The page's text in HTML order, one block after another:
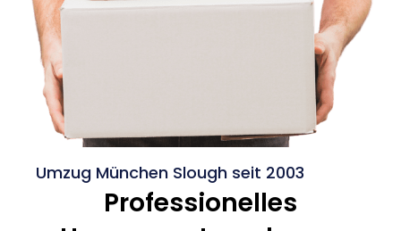
Umzug München Slough seit 2003
Professionelles